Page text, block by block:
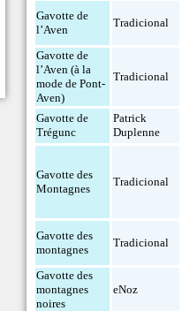
Gavotte de
l’Aven
Tradicional
Gavotte de
l’Aven (à la
mode de Pont-
Aven)
Tradicional
Gavotte de
Trégunc
Patrick
Duplenne
Gavotte des
Montagnes
Tradicional
Gavotte des
montagnes
Tradicional
Gavotte des
montagnes
noires
eNoz